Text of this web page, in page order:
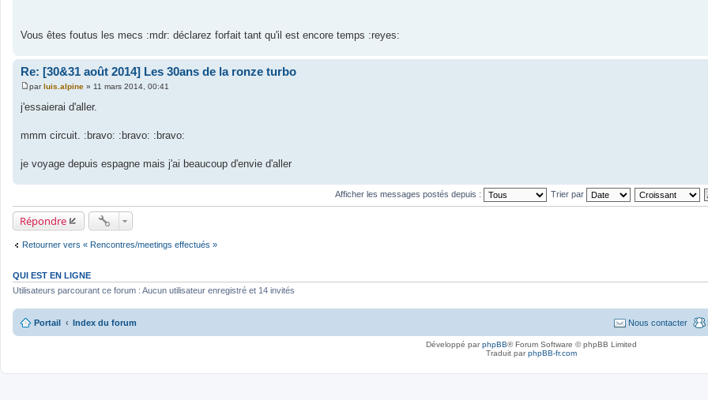
Vous êtes foutus les mecs :mdr: déclarez forfait tant qu'il est encore temps :reyes:
Re: [30&31 août 2014] Les 30ans de la ronze turbo
e
s
a
g
par luis.alpine » 11 mars 2014, 00:41
j'essaierai d'aller.
mmm circuit. :bravo: :bravo: :bravo:
je voyage depuis espagne mais j'ai beaucoup d'envie d'aller
Afficher les messages postés depuis : Trier par
Répondre
Retourner vers « Rencontres/meetings effectués »
QUI EST EN LIGNE
Utilisateurs parcourant ce forum : Aucun utilisateur enregistré et 14 invités
Portail Index du forum Nous contacter
Développé parphpBB® Forum Software © phpBB Limited
Traduit parphpBB-fr.com